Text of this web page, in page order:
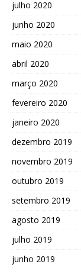
julho 2020
junho 2020
maio 2020
abril 2020
março 2020
fevereiro 2020
janeiro 2020
dezembro 2019
novembro 2019
outubro 2019
setembro 2019
agosto 2019
julho 2019
junho 2019